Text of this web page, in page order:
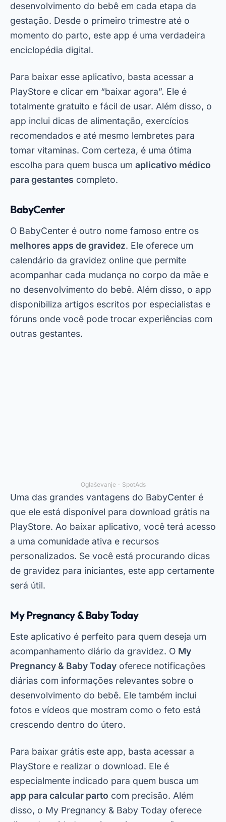
recomendados e até mesmo lembretes para
tomar vitaminas. Com certeza, é uma ótima
escolha para quem busca umaplicativo médico
para gestantescompleto.
BabyCenter
O BabyCenter é outro nome famoso entre os
melhores apps de gravidez. Ele oferece um
calendário da gravidez online que permite
acompanhar cada mudança no corpo da mãe e
no desenvolvimento do bebê. Além disso, o app
disponibiliza artigos escritos por especialistas e
outras gestantes.
Oglaševanje - SpotAds
Uma das grandes vantagens do BabyCenter é
que ele está disponível para download grátis na
PlayStore. Ao baixar aplicativo, você terá acesso
a uma comunidade ativa e recursos
personalizados. Se você está procurando dicas
de gravidez para iniciantes, este app certamente
será útil.
Para baixar grátis este app, basta acessar a
PlayStore e realizar o download. Ele é
especialmente indicado para quem busca um
app para calcular partocom precisão. Além
disso, o My Pregnancy & Baby Today oferece
dicas de cuidados pré-natais e sugestões para
preparar o enxoval do bebê.
Sprout Pregnancy
O Sprout Pregnancy é conhecido por suas
incríveis imagens em 3D que simulam o
desenvolvimento do bebê. Esteaplicativo para
monitorar gravidez no celularé uma excelente
escolha para quem gosta de visualizar cada
detalhe da gestação. Ele também inclui um
calendário personalizado e lembretes para
Oglaševanje - SpotAds
Você pode baixar esse aplicativo gratuitamente
na PlayStore. Após o download, você terá
acesso a recursos exclusivos, como gráficos de